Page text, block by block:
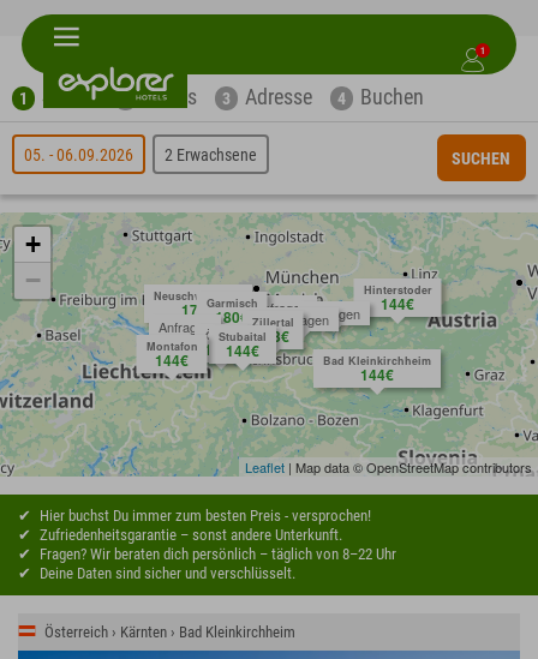
1
1 Suche Extras 3 Adresse 4 Buchen
05. - 06.09.2026 2 Erwachsene SUCHEN
Bad Kleinkirchheim
144€
Zillertal
153€
Stubaital
144€
Ötztal
144€
Neuschwanstein
171€
Montafon
144€
Hinterstoder
144€
Garmisch
180€
Anfragen
Anfragen
Anfragen
Anfragen
+
−
Leaflet | Map data © OpenStreetMap contributors
Hier buchst Du immer zum besten Preis - versprochen!
Zufriedenheitsgarantie – sonst andere Unterkunft.
Fragen? Wir beraten dich persönlich – täglich von 8–22 Uhr
Deine Daten sind sicher und verschlüsselt.
Österreich › Kärnten › Bad Kleinkirchheim